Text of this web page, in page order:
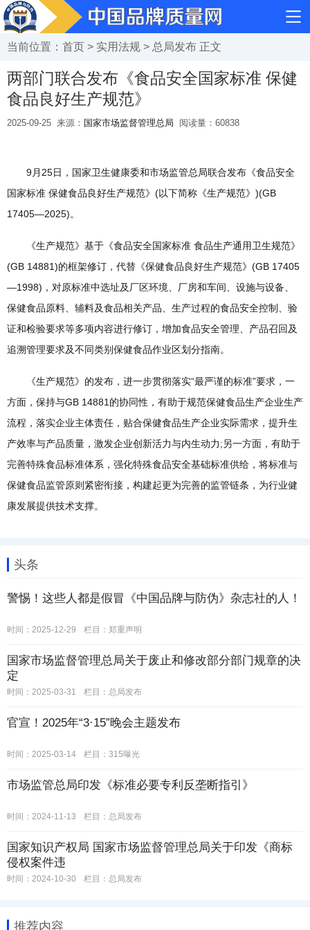
当前位置： 首页 > 实用法规 > 总局发布 正文
两部门联合发布《食品安全国家标准 保健
食品良好生产规范》
2025-09-25 来源： 国家市场监督管理总局 阅读量： 60838
9月25日，国家卫生健康委和市场监管总局联合发布《食品安全
国家标准 保健食品良好生产规范》(以下简称《生产规范》)(GB
17405—2025)。
《生产规范》基于《食品安全国家标准 食品生产通用卫生规范》
(GB 14881)的框架修订，代替《保健食品良好生产规范》(GB 17405
—1998)，对原标准中选址及厂区环境、厂房和车间、设施与设备、
保健食品原料、辅料及食品相关产品、生产过程的食品安全控制、验
证和检验要求等多项内容进行修订，增加食品安全管理、产品召回及
追溯管理要求及不同类别保健食品作业区划分指南。
《生产规范》的发布，进一步贯彻落实“最严谨的标准”要求，一
方面，保持与GB 14881的协同性，有助于规范保健食品生产企业生产
流程，落实企业主体责任，贴合保健食品生产企业实际需求，提升生
产效率与产品质量，激发企业创新活力与内生动力;另一方面，有助于
完善特殊食品标准体系，强化特殊食品安全基础标准供给，将标准与
保健食品监管原则紧密衔接，构建起更为完善的监管链条，为行业健
康发展提供技术支撑。
头条
警惕！这些人都是假冒《中国品牌与防伪》杂志社的人！
时间：2025-12-29 栏目： 郑重声明
国家市场监督管理总局关于废止和修改部分部门规章的决
定
时间：2025-03-31 栏目： 总局发布
官宣！2025年“3·15”晚会主题发布
时间：2025-03-14 栏目： 315曝光
市场监管总局印发《标准必要专利反垄断指引》
时间：2024-11-13 栏目： 总局发布
国家知识产权局 国家市场监督管理总局关于印发《商标
侵权案件违
时间：2024-10-30 栏目： 总局发布
推荐内容